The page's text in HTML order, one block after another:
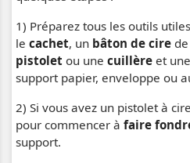
1) Préparez tous les outils
le cachet, un bâton de cire
pistolet ou une cuillère et une
support papier, enveloppe ou
2) Si vous avez un pistolet à
pour commencer à faire
support.